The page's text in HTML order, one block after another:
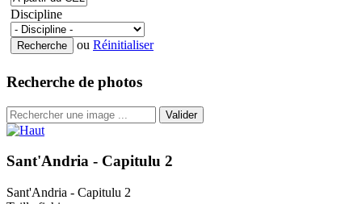
Discipline
ou Réinitialiser
Recherche de photos
Valider
Sant'Andria - Capitulu 2
Sant'Andria - Capitulu 2